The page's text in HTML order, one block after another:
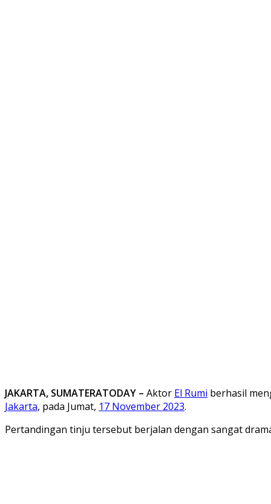
JAKARTA, SUMATERATODAY – Aktor El Rumi berhasil
Jakarta, pada Jumat, 17 November 2023.
Pertandingan tinju tersebut berjalan dengan sangat